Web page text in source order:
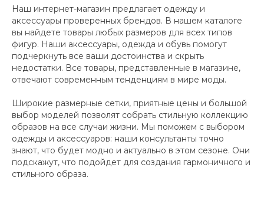
Наш интернет-магазин предлагает одежду и
аксессуары проверенных брендов. В нашем каталоге
вы найдете товары любых размеров для всех типов
фигур. Наши аксессуары, одежда и обувь помогут
подчеркнуть все ваши достоинства и скрыть
недостатки. Все товары, представленные в магазине,
отвечают современным тенденциям в мире моды.
Широкие размерные сетки, приятные цены и большой
выбор моделей позволят собрать стильную коллекцию
образов на все случаи жизни. Мы поможем с выбором
одежды и аксессуаров: наши консультанты точно
знают, что будет модно и актуально в этом сезоне. Они
подскажут, что подойдет для создания гармоничного и
стильного образа.